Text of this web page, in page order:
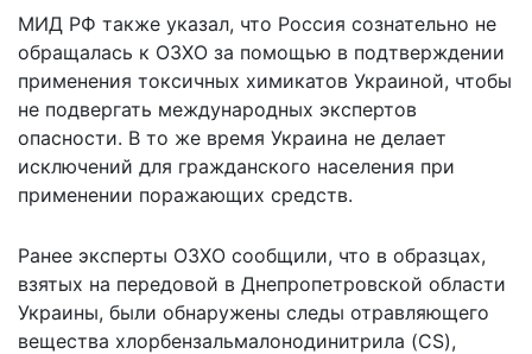
МИД РФ также указал, что Россия сознательно не
обращалась к ОЗХО за помощью в подтверждении
применения токсичных химикатов Украиной, чтобы
не подвергать международных экспертов
опасности. В то же время Украина не делает
исключений для гражданского населения при
применении поражающих средств.
Ранее эксперты ОЗХО сообщили, что в образцах,
взятых на передовой в Днепропетровской области
Украины, были обнаружены следы отравляющего
вещества хлорбензальмалонодинитрила (CS),